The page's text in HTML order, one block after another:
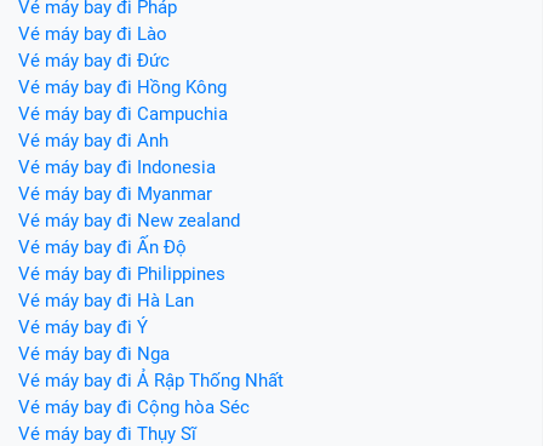
Vé máy bay đi Pháp
Vé máy bay đi Lào
Vé máy bay đi Đức
Vé máy bay đi Hồng Kông
Vé máy bay đi Campuchia
Vé máy bay đi Anh
Vé máy bay đi Indonesia
Vé máy bay đi Myanmar
Vé máy bay đi New zealand
Vé máy bay đi Ấn Độ
Vé máy bay đi Philippines
Vé máy bay đi Hà Lan
Vé máy bay đi Ý
Vé máy bay đi Nga
Vé máy bay đi Ả Rập Thống Nhất
Vé máy bay đi Cộng hòa Séc
Vé máy bay đi Thụy Sĩ